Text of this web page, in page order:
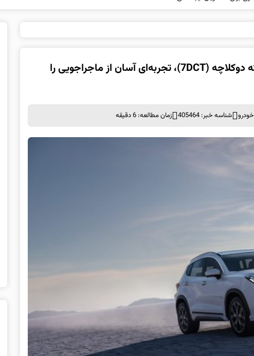
اکستریم LX مجهز به موتور 1.6TGDI و جعبه‌دنده 7 سرعته دوکلاچه (7DCT)، تجربه‌ای آسان از ماجراجویی را
خودرو شناسه خبر: 405464 زمان مطالعه: 6 دقیقه